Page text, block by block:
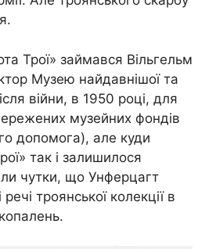
Трої» займався Вільгельм
Музею найдавнішої та
війни, в 1950 році, для
музейних фондів
допомога), але куди
так і залишилося
чутки, що Унферцагт
троянської колекції в